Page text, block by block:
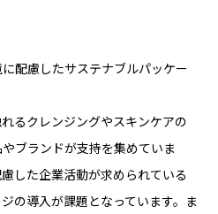
配慮したサステナブルパッケー
るクレンジングやスキンケアの
ブランドが支持を集めていま
した企業活動が求められている
の導入が課題となっています。ま